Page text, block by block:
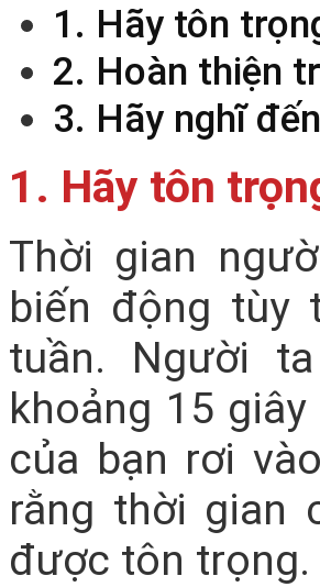
1. Hãy tôn
2. Hoàn thiện
3. Hãy nghĩ
1. Hãy tôn
Thời gian
biến động tùy
tuần. Người
khoảng 15
của bạn rơi
rằng thời gian
được tôn trọng.